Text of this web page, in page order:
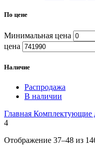
По цене
Минимальная цена
цена
Наличие
Распродажа
В наличии
Главная Комплектующие
4
Отображение 37–48 из